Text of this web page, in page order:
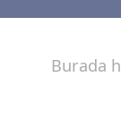
Burada